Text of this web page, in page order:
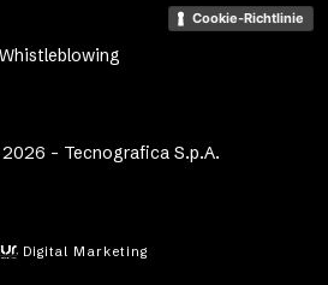
- Tecnografica S.p.A.
Cookie-Richtlinie
Whistleblowing
Digital Marketing